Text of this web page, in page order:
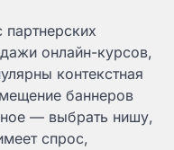
онлайн-курсов,
контекстная
баннеров
— выбрать нишу,
спрос,